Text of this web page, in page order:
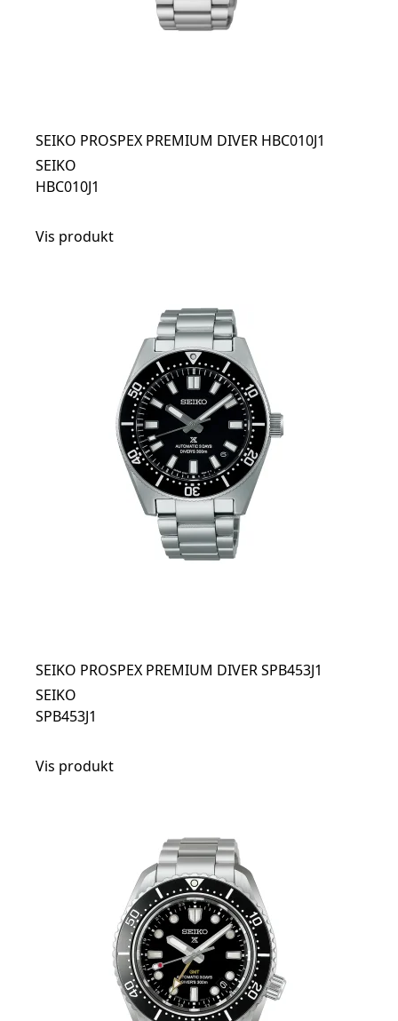
SEIKO PROSPEX PREMIUM DIVER HBC010J1
SEIKO
HBC010J1
Vis produkt
SEIKO PROSPEX PREMIUM DIVER SPB453J1
SEIKO
SPB453J1
Vis produkt